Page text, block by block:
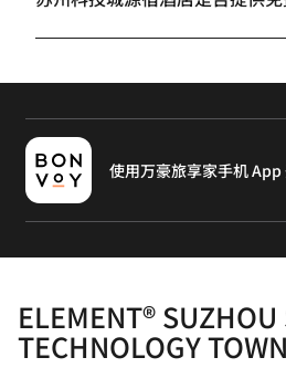
使用万豪旅享家手机
ELEMENT® SUZHOU
TECHNOLOGY TOWN